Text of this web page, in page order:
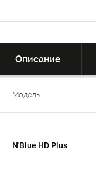
Описание
Модель
N'Blue HD Plus